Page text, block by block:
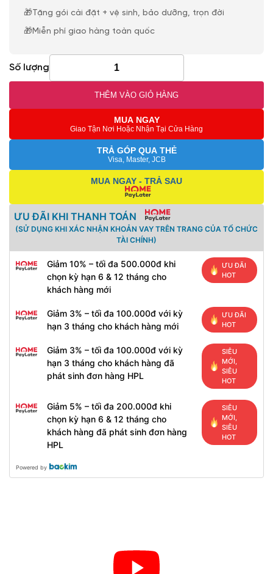
🎁Tặng gói cài đặt + vệ sinh, bảo dưỡng, trọn đời
🎁Miễn phí giao hàng toàn quốc
Số lượng
THÊM VÀO GIỎ HÀNG
MUA NGAY
Giao Tận Nơi Hoặc Nhận Tại Cửa Hàng
TRẢ GÓP QUA THẺ
Visa, Master, JCB
MUA NGAY - TRẢ SAU
ƯU ĐÃI KHI THANH TOÁN
(SỬ DỤNG KHI XÁC NHẬN KHOẢN VAY TRÊN TRANG CỦA TỔ CHỨC
TÀI CHÍNH)
Giảm 10% – tối đa 500.000đ khi
chọn kỳ hạn 6 & 12 tháng cho
khách hàng mới
ƯU ĐÃI
HOT
Giảm 3% – tối đa 100.000đ với kỳ
hạn 3 tháng cho khách hàng mới
ƯU ĐÃI
HOT
Giảm 3% – tối đa 100.000đ với kỳ
hạn 3 tháng cho khách hàng đã
phát sinh đơn hàng HPL
SIÊU
MỚI,
SIÊU
HOT
Giảm 5% – tối đa 200.000đ khi
chọn kỳ hạn 6 & 12 tháng cho
khách hàng đã phát sinh đơn hàng
HPL
SIÊU
MỚI,
SIÊU
HOT
Powered by